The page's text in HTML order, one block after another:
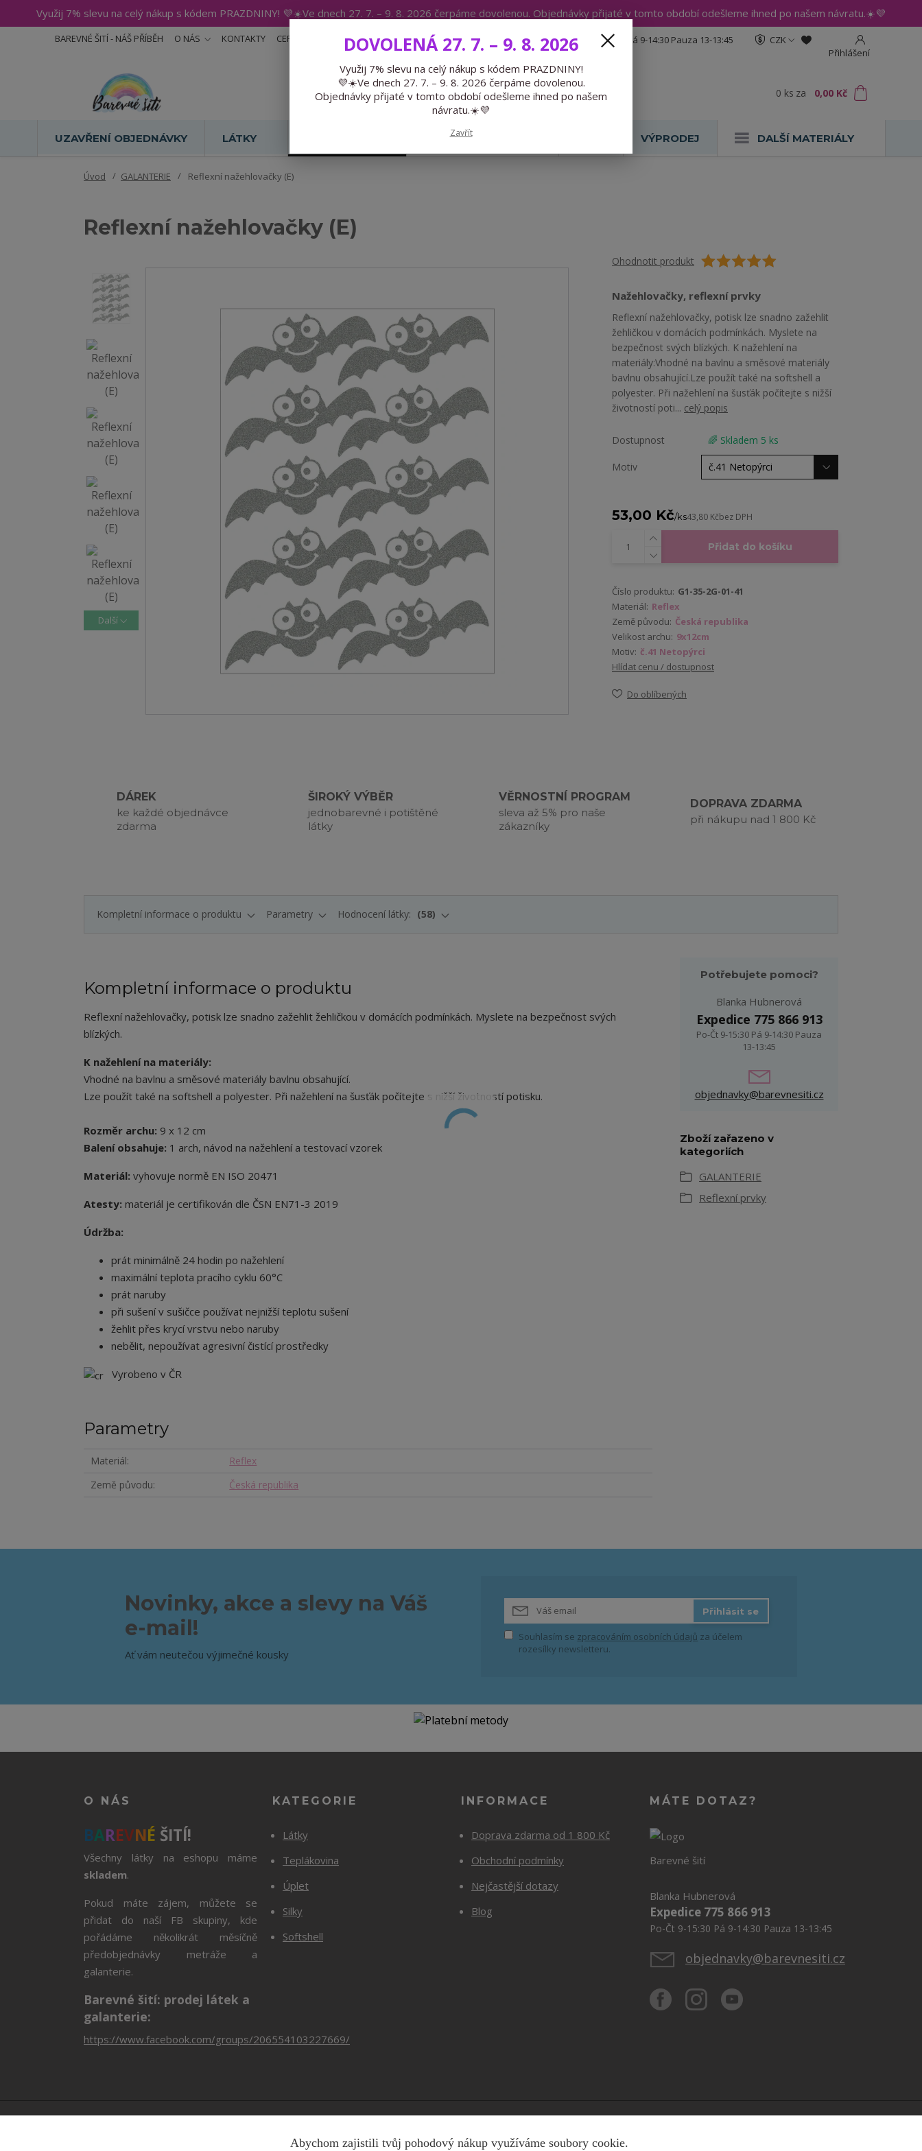
Využij 7% slevu na celý nákup s kódem PRAZDNINY! 💜☀️Ve dnech 27. 7. – 9. 8. 2026 čerpáme dovolenou. Objednávky přijaté v tomto období odešleme ihned po našem návratu.☀️💜
BAREVNÉ ŠITÍ - NÁŠ PŘÍBĚH O NÁS KONTAKTY CERTIFIKÁTY BLOG
CZK
Přihlášení
Hledat
Expedice 775 866 913 Po-Čt 9-15:30 Pá 9-14:30 Pauza 13-13:45
0 ks za 0,00 Kč
UZAVŘENÍ OBJEDNÁVKY LÁTKY PŘEDOBJEDNÁVKY VÝPRODEJ DALŠÍ MATERIÁLY
Úvod GALANTERIE Reflexní nažehlovačky (E)
Reflexní nažehlovačky (E)
Další
Ohodnotit produkt
Nažehlovačky, reflexní prvky
Reflexní nažehlovačky, potisk lze snadno zažehlit
žehličkou v domácích podmínkách. Myslete na
bezpečnost svých blízkých. K nažehlení na
materiály:Vhodné na bavlnu a směsové materiály
bavlnu obsahující.Lze použít také na softshell a
polyester. Při nažehlení na šusťák počítejte s nižší
životností poti... celý popis
Dostupnost 🌈 Skladem 5 ks
Motiv
53,00 Kč/ks43,80 Kčbez DPH
Přidat do košíku
Číslo produktu: G1-35-2G-01-41
Materiál: Reflex
Země původu: Česká republika
Velikost archu: 9x12cm
Motiv: č.41 Netopýrci
Hlídat cenu / dostupnost
Do oblíbených
DÁREK
ke každé objednávce
zdarma
ŠIROKÝ VÝBĚR
jednobarevné i potištěné
látky
VĚRNOSTNÍ PROGRAM
sleva až 5% pro naše
zákazníky
DOPRAVA ZDARMA
při nákupu nad 1 800 Kč
Kompletní informace o produktu Parametry Hodnocení látky: 58
Kompletní informace o produktu
Reflexní nažehlovačky, potisk lze snadno zažehlit žehličkou v domácích podmínkách. Myslete na bezpečnost svých
blízkých.
K nažehlení na materiály:
Vhodné na bavlnu a směsové materiály bavlnu obsahující.
Lze použít také na softshell a polyester. Při nažehlení na šusťák počítejte s nižší životností potisku.
Rozměr archu: 9 x 12 cm
Balení obsahuje: 1 arch, návod na nažehlení a testovací vzorek
Materiál: vyhovuje normě EN ISO 20471
Atesty: materiál je certifikován dle ČSN EN71-3 2019
Údržba:
prát minimálně 24 hodin po nažehlení
maximální teplota pracího cyklu 60°C
prát naruby
při sušení v sušičce používat nejnižší teplotu sušení
žehlit přes krycí vrstvu nebo naruby
nebělit, nepoužívat agresivní čistící prostředky
Vyrobeno v ČR
Parametry
Materiál
Reflex
Země původu
Česká republika
Potřebujete pomoci?
Blanka Hubnerová
Expedice 775 866 913
Po-Čt 9-15:30 Pá 9-14:30 Pauza
13-13:45
objednavky@barevnesiti.cz
Zboží zařazeno v
kategoriích
GALANTERIE
Reflexní prvky
Novinky, akce a slevy na Váš
e-mail!
Ať vám neutečou výjimečné kousky
Přihlásit se
Souhlasím se zpracováním osobních údajů za účelem
rozesílky newsletteru.
O NÁS
BAREVNÉ ŠITÍ!
Všechny látky na eshopu máme
skladem.
Pokud máte zájem, můžete se
přidat do naší FB skupiny, kde
pořádáme několikrát měsíčně
předobjednávky metráže a
galanterie.
Barevné šití: prodej látek a
galanterie:
https://www.facebook.com/groups/206554103227669/
KATEGORIE
Látky
Teplákovina
Úplet
Silky
Softshell
INFORMACE
Doprava zdarma od 1 800 Kč
Obchodní podmínky
Nejčastější dotazy
Blog
MÁTE DOTAZ?
Barevné šití
Blanka Hubnerová
Expedice 775 866 913
Po-Čt 9-15:30 Pá 9-14:30 Pauza 13-13:45
objednavky@barevnesiti.cz
DOVOLENÁ 27. 7. – 9. 8. 2026
Využij 7% slevu na celý nákup s kódem PRAZDNINY!
💜☀️Ve dnech 27. 7. – 9. 8. 2026 čerpáme dovolenou.
Objednávky přijaté v tomto období odešleme ihned po našem
návratu.☀️💜
Zavřít
Abychom zajistili tvůj pohodový nákup využíváme soubory cookie.